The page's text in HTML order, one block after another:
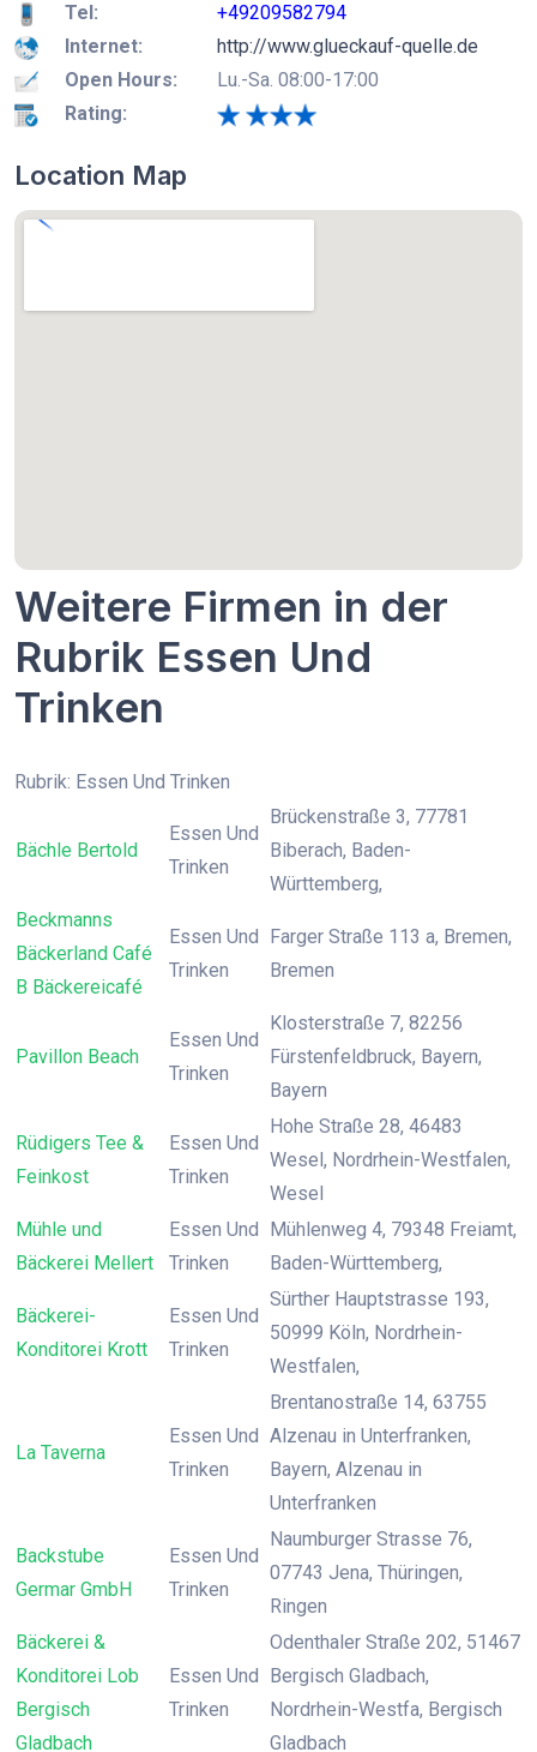
Tel:
+49209582794
Internet:
http://www.glueckauf-quelle.de
Open Hours:
Lu.-Sa. 08:00-17:00
Rating:
Location Map
Weitere Firmen in der
Rubrik Essen Und
Trinken
Rubrik: Essen Und Trinken
Bächle Bertold
Essen Und
Trinken
Brückenstraße 3, 77781
Biberach, Baden-
Württemberg,
Beckmanns
Bäckerland Café
B Bäckereicafé
Essen Und
Trinken
Farger Straße 113 a, Bremen,
Bremen
Pavillon Beach
Essen Und
Trinken
Klosterstraße 7, 82256
Fürstenfeldbruck, Bayern,
Bayern
Rüdigers Tee &
Feinkost
Essen Und
Trinken
Hohe Straße 28, 46483
Wesel, Nordrhein-Westfalen,
Wesel
Mühle und
Bäckerei Mellert
Essen Und
Trinken
Mühlenweg 4, 79348 Freiamt,
Baden-Württemberg,
Bäckerei-
Konditorei Krott
Essen Und
Trinken
Sürther Hauptstrasse 193,
50999 Köln, Nordrhein-
Westfalen,
La Taverna
Essen Und
Trinken
Brentanostraße 14, 63755
Alzenau in Unterfranken,
Bayern, Alzenau in
Unterfranken
Backstube
Germar GmbH
Essen Und
Trinken
Naumburger Strasse 76,
07743 Jena, Thüringen,
Ringen
Bäckerei &
Konditorei Lob
Bergisch
Gladbach
Essen Und
Trinken
Odenthaler Straße 202, 51467
Bergisch Gladbach,
Nordrhein-Westfa, Bergisch
Gladbach